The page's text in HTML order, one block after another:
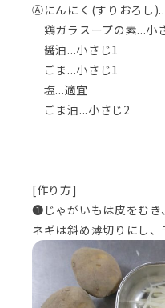
Ⓐにんにく(すりおろし
鶏ガラスープの素...小
醤油...小さじ1
ごま...小さじ1
塩...適宜
ごま油...小さじ2
[作り方]
❶じゃがいもは皮をむき
ネギは斜め薄切りにし、